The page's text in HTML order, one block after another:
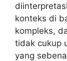
konteks di
kompleks,
tidak cukup
yang